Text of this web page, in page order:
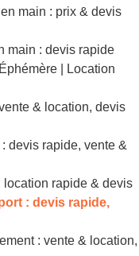
main : prix & devis
main : devis rapide
| Location
& location, devis
devis rapide, vente &
rapide & devis
: devis rapide,
: vente & location,